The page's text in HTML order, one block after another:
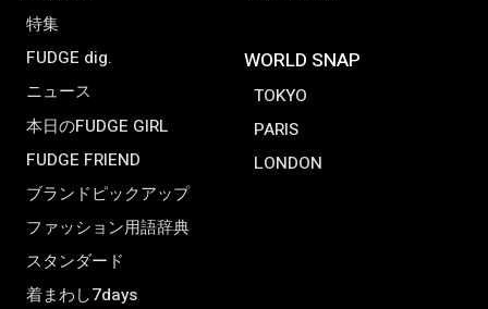
特集
FUDGE dig.
ニュース
本日のFUDGE GIRL
FUDGE FRIEND
ブランドピックアップ
ファッション用語辞典
スタンダード
着まわし7days
WORLD SNAP
TOKYO
PARIS
LONDON